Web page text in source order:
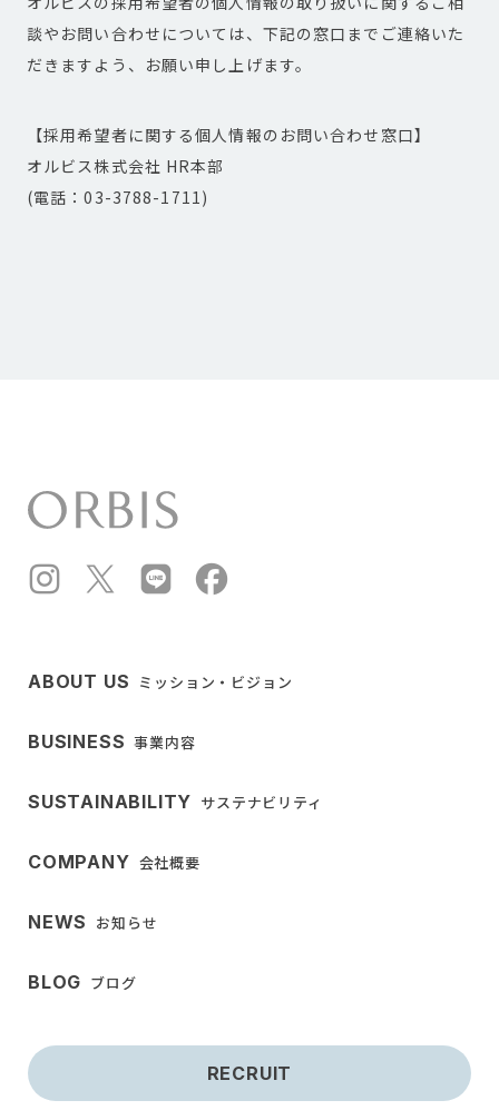
談やお問い合わせについては、下記の窓口までご連絡いた
だきますよう、お願い申し上げます。
【採用希望者に関する個人情報のお問い合わせ窓口】
オルビス株式会社 HR本部
(電話：03-3788-1711)
ABOUT US ミッション・ビジョン
BUSINESS 事業内容
SUSTAINABILITY サステナビリティ
COMPANY 会社概要
NEWS お知らせ
BLOG ブログ
RECRUIT